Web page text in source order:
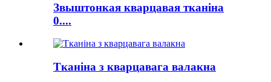
Звыштонкая кварцавая тканіна
0....
Тканіна з кварцавага валакна